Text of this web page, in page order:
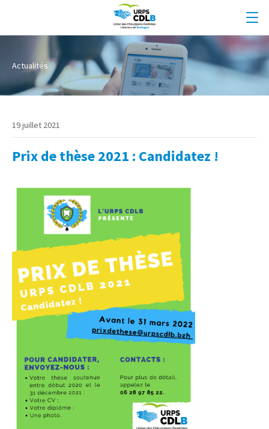
Actualités
19 juillet 2021
Prix de thèse 2021 : Candidatez !